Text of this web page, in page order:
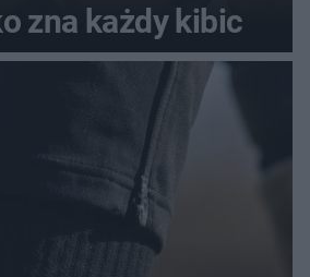
zna każdy kibic